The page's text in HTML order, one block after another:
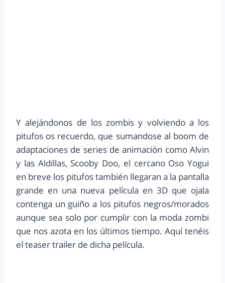
Y alejándonos de los zombis y volviendo a los
pitufos os recuerdo, que sumandose al boom de
adaptaciones de series de animación como Alvin
y las Aldillas, Scooby Doo, el cercano Oso Yogui
en breve los pitufos también llegaran a la pantalla
grande en una nueva película en 3D que ojala
contenga un guiño a los pitufos negros/morados
aunque sea solo por cumplir con la moda zombi
que nos azota en los últimos tiempo. Aquí tenéis
el teaser trailer de dicha película.